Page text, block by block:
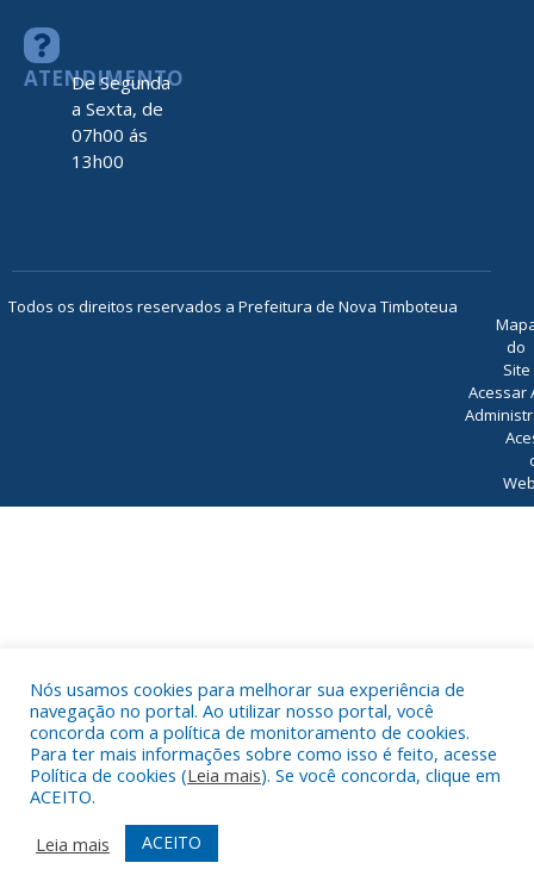
ATENDIMENTO
De Segunda
a Sexta, de
07h00 ás
13h00
Todos os direitos reservados a Prefeitura de Nova Timboteua
do
Site
Acessar
Nós usamos cookies para melhorar sua experiência de
navegação no portal. Ao utilizar nosso portal, você
concorda com a política de monitoramento de cookies.
Para ter mais informações sobre como isso é feito, acesse
Política de cookies (Leia mais). Se você concorda, clique em
ACEITO.
Leia mais
ACEITO